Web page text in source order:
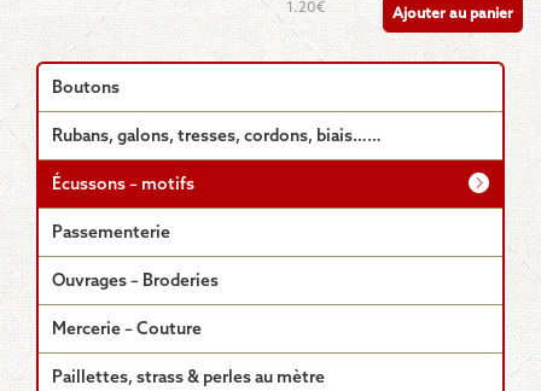
1.20€ Ajouter au panier
Boutons
Rubans, galons, tresses, cordons, biais……
Écussons – motifs
Passementerie
Ouvrages – Broderies
Mercerie – Couture
Paillettes, strass & perles au mètre